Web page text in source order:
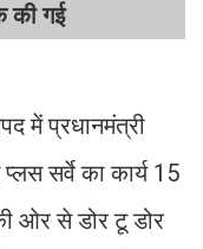
की गई
में प्रधानमंत्री
सर्वे का कार्य 15
ओर से डोर टू डोर